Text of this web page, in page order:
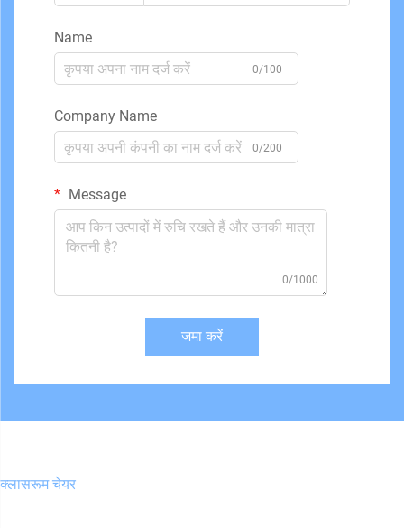
Name
0/100
Company Name
0/200
Message
0/1000
जमा करें
क्लासरूम चेयर